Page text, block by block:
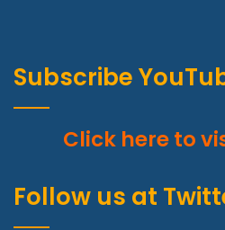
Subscribe
Click here to
Follow us at